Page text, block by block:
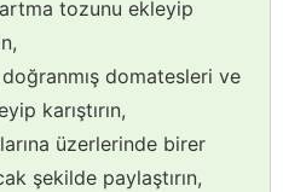
tozunu ekleyip
doğranmış domatesleri ve
karıştırın,
üzerlerinde birer
şekilde paylaştırın,